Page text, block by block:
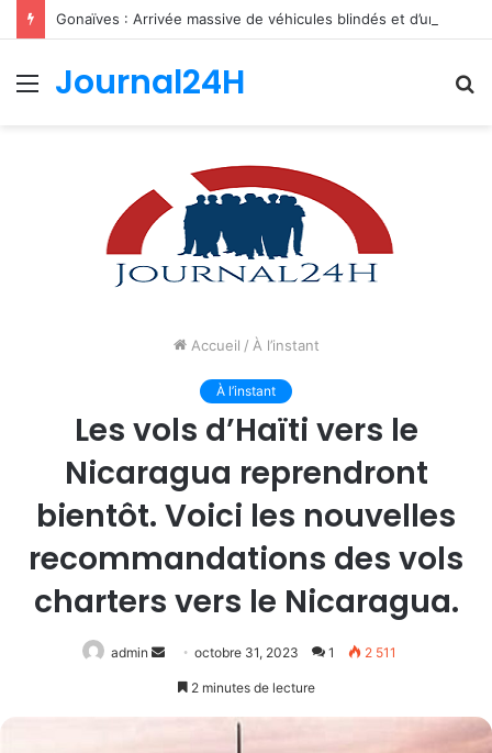
Menu
Journal24H
Accueil / À l’instant
À l’instant
Les vols d’Haïti vers le
Nicaragua reprendront
bientôt. Voici les nouvelles
recommandations des vols
charters vers le Nicaragua.
admin
Envoyer
un
octobre 31, 2023 1 2 511
2 minutes de lecture